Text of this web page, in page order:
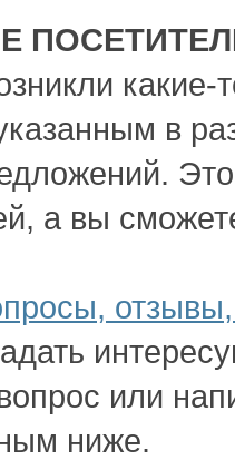
в
а вы
или
ниже.